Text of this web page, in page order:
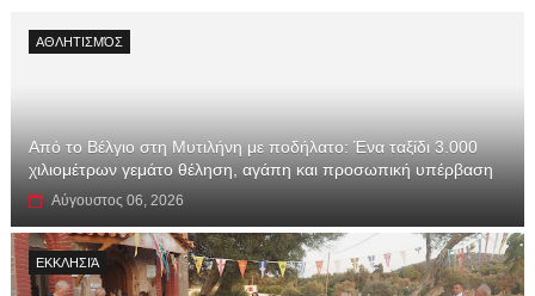
ΑΘΛΗΤΙΣΜΌΣ
Από το Βέλγιο στη Μυτιλήνη με ποδήλατο: Ένα ταξίδι 3.000
χιλιομέτρων γεμάτο θέληση, αγάπη και προσωπική υπέρβαση
Αύγουστος 06, 2026
ΕΚΚΛΗΣΙΆ